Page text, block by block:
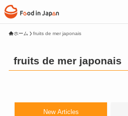
ホーム fruits de mer japonais
fruits de mer japonais
New Articles